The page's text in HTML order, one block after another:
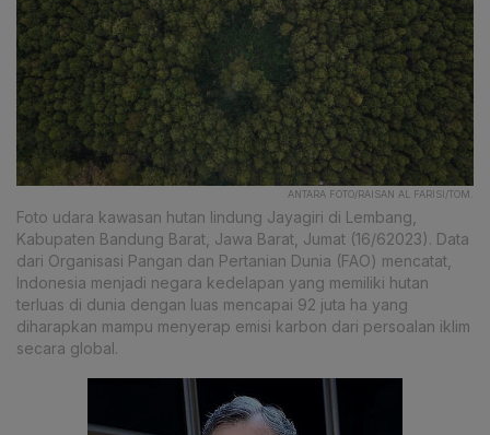
ANTARA FOTO/RAISAN AL FARISI/TOM.
Foto udara kawasan hutan lindung Jayagiri di Lembang,
Kabupaten Bandung Barat, Jawa Barat, Jumat (16/62023). Data
dari Organisasi Pangan dan Pertanian Dunia (FAO) mencatat,
Indonesia menjadi negara kedelapan yang memiliki hutan
terluas di dunia dengan luas mencapai 92 juta ha yang
diharapkan mampu menyerap emisi karbon dari persoalan iklim
secara global.